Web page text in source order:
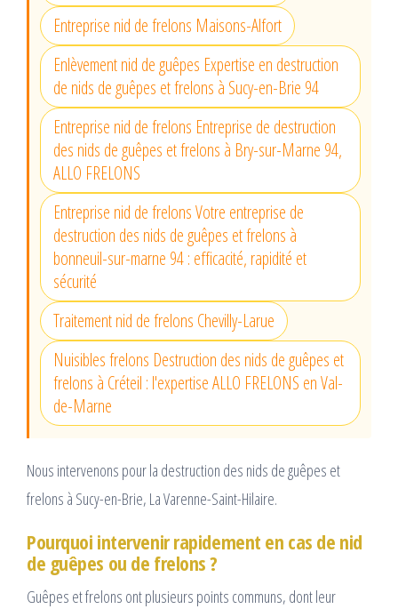
Entreprise nid de frelons Maisons-Alfort
Enlèvement nid de guêpes Expertise en destruction
de nids de guêpes et frelons à Sucy-en-Brie 94
Entreprise nid de frelons Entreprise de destruction
des nids de guêpes et frelons à Bry-sur-Marne 94,
ALLO FRELONS
Entreprise nid de frelons Votre entreprise de
destruction des nids de guêpes et frelons à
bonneuil-sur-marne 94 : efficacité, rapidité et
sécurité
Traitement nid de frelons Chevilly-Larue
Nuisibles frelons Destruction des nids de guêpes et
frelons à Créteil : l'expertise ALLO FRELONS en Val-
de-Marne
Nous intervenons pour la destruction des nids de guêpes et
frelons à Sucy-en-Brie, La Varenne-Saint-Hilaire.
Pourquoi intervenir rapidement en cas de nid
de guêpes ou de frelons ?
Guêpes et frelons ont plusieurs points communs, dont leur